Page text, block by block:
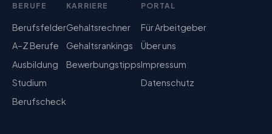
BERUFE
Berufsfelder
A–Z Berufe
Ausbildung
Studium
Berufscheck
KARRIERE
Gehaltsrechner
Gehaltsrankings
Bewerbungstipps
PORTAL
Für Arbeitgeber
Über uns
Impressum
Datenschutz